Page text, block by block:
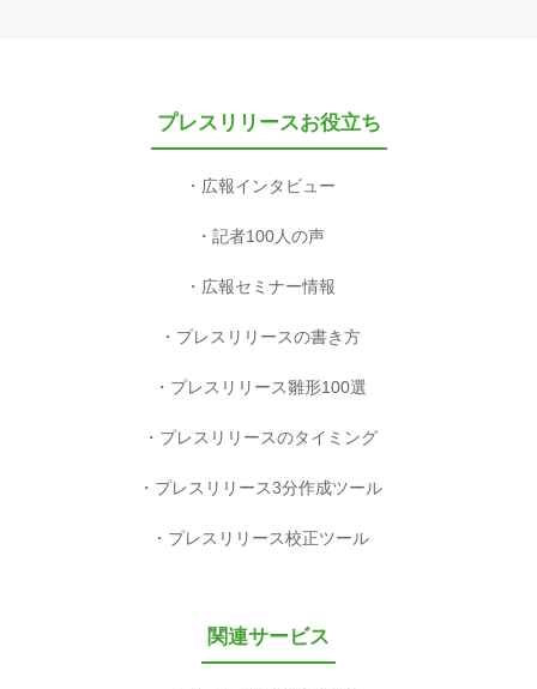
プレスリリースお役立ち
広報インタビュー
記者100人の声
広報セミナー情報
プレスリリースの書き方
プレスリリース雛形100選
プレスリリースのタイミング
プレスリリース3分作成ツール
プレスリリース校正ツール
関連サービス